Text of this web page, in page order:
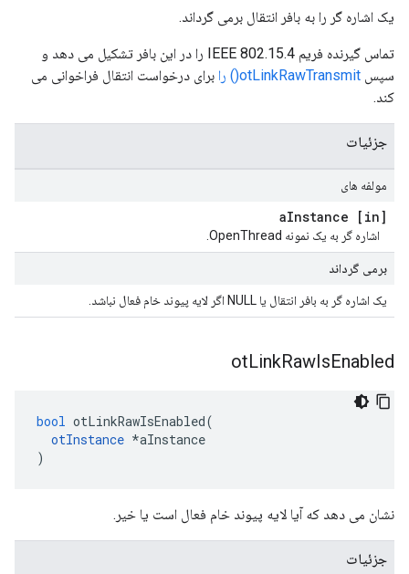
یک اشاره گر را به بافر انتقال برمی گرداند.
تماس گیرنده فریم IEEE 802.15.4 را در این بافر تشکیل می دهد و
سپس otLinkRawTransmit() را
برای درخواست انتقال فراخوانی می
کند.
جزئیات
مولفه های
[in] a
Instance
اشاره گر به یک نمونه OpenThread.
برمی گرداند
یک اشاره گر به بافر انتقال یا NULL اگر لایه پیوند خام فعال نباشد.
otLinkRawIsEnabled
bool otLinkRawIsEnabled(
otInstance *aInstance
)
نشان می دهد که آیا لایه پیوند خام فعال است یا خیر.
جزئیات